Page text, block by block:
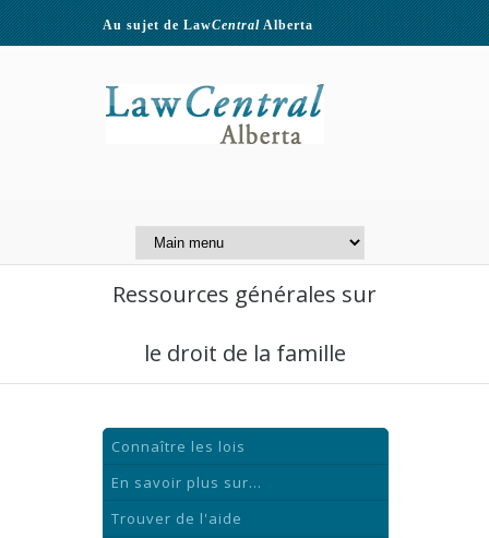
Au sujet de LawCentralAlberta
Ressources générales sur
le droit de la famille
Connaître les lois
En savoir plus sur...
Trouver de l'aide